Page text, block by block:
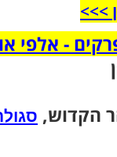
>>>​
- אלפי
הקדוש,